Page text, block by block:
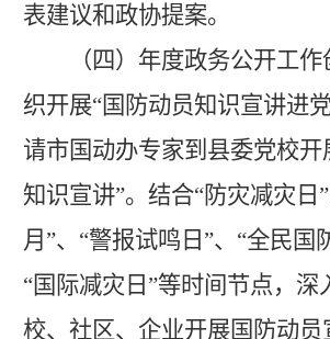
表建议和政协提案。
（四）年度政务公开工作
织开展“国防动员知识宣讲进
请市国动办专家到县委党校开
知识宣讲”。结合“防灾减灾日
月”、“警报试鸣日”、“全民国
“国际减灾日”等时间节点，深
校、社区、企业开展国防动员